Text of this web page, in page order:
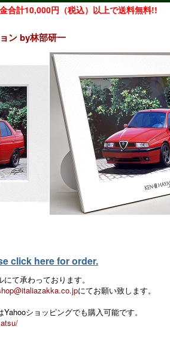
合計10,000円（税込）以上で送料無料!!
ン by林部研一
click here for order.
て承わっております。
にてお願い致します。
ショッピングでも購入可能です。